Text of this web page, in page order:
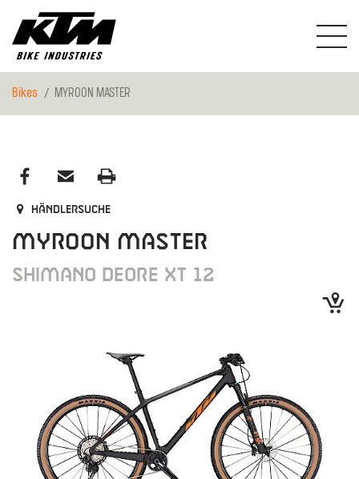
Bikes MYROON MASTER
Händlersuche
MYROON MASTER
SHIMANO DEORE XT 12